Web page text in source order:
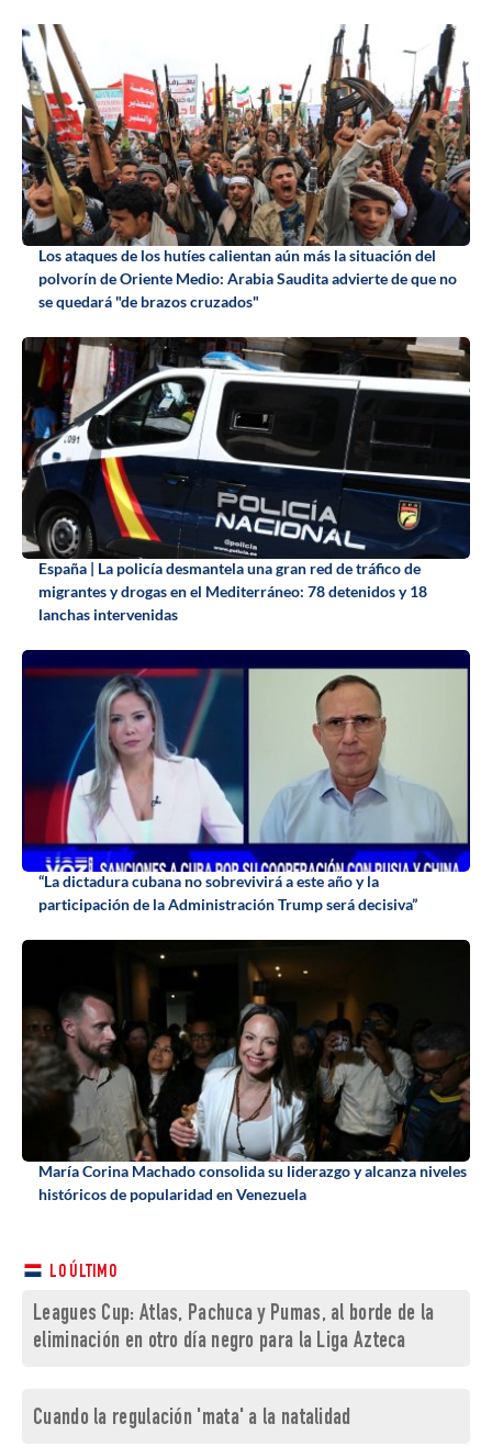
Los ataques de los hutíes calientan aún más la situación del
polvorín de Oriente Medio: Arabia Saudita advierte de que no
se quedará "de brazos cruzados"
España | La policía desmantela una gran red de tráfico de
migrantes y drogas en el Mediterráneo: 78 detenidos y 18
lanchas intervenidas
“La dictadura cubana no sobrevivirá a este año y la
participación de la Administración Trump será decisiva”
María Corina Machado consolida su liderazgo y alcanza niveles
históricos de popularidad en Venezuela
LO ÚLTIMO
Leagues Cup: Atlas, Pachuca y Pumas, al borde de la
eliminación en otro día negro para la Liga Azteca
Cuando la regulación 'mata' a la natalidad